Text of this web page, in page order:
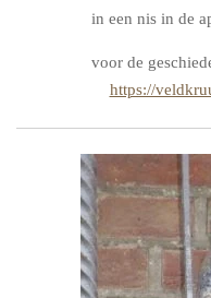
in een nis in de
voor de
https://